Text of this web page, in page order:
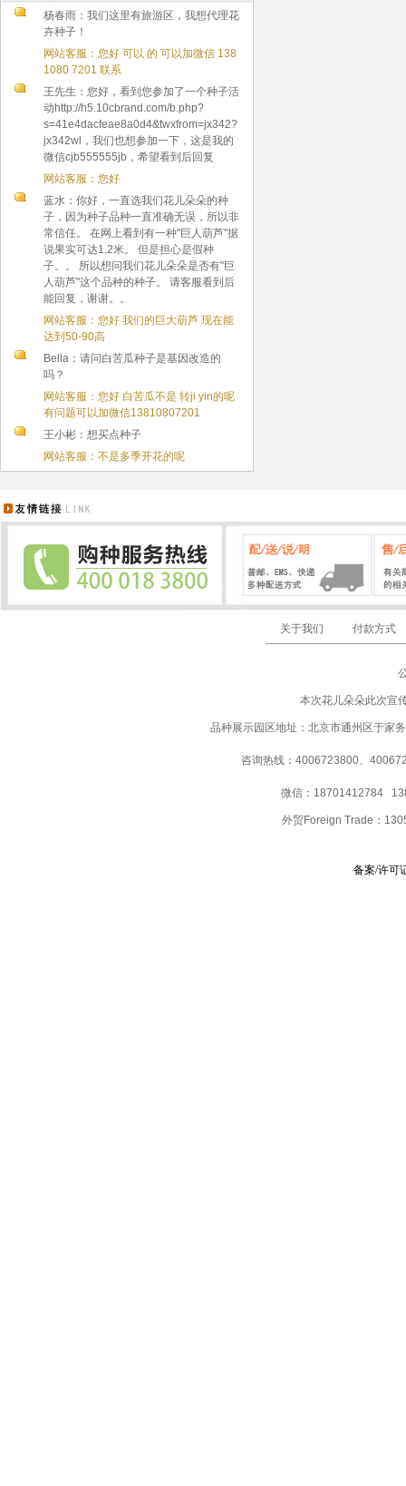
杨春雨：我们这里有旅游区，我想代理花
卉种子！
网站客服：您好 可以 的 可以加微信 138
1080 7201 联系
王先生：您好，看到您参加了一个种子活
动http://h5.10cbrand.com/b.php?
s=41e4dacfeae8a0d4&twxfrom=jx342?
jx342wl，我们也想参加一下，这是我的
微信cjb555555jb，希望看到后回复
网站客服：您好
蓝水：你好，一直选我们花儿朵朵的种
子，因为种子品种一直准确无误，所以非
常信任。 在网上看到有一种"巨人葫芦"据
说果实可达1.2米。 但是担心是假种
子。。 所以想问我们花儿朵朵是否有"巨
人葫芦"这个品种的种子。 请客服看到后
能回复，谢谢。。
网站客服：您好 我们的巨大葫芦 现在能
达到50-90高
Bella：请问白苦瓜种子是基因改造的
吗？
网站客服：您好 白苦瓜不是 转ji yin的呢
有问题可以加微信13810807201
王小彬：想买点种子
网站客服：不是多季开花的呢
关于我们 付款方式
本次花儿朵朵此次宣
品种展示园区地址：北京市通州区于家
咨询热线：4006723800、
微信：18701412784
外贸Foreign Trade：
备案/许可